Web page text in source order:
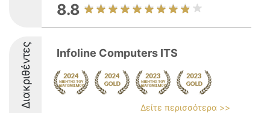
8.8
Διακριθέντες Infoline Computers ITS
Δείτε περισσότερα >>